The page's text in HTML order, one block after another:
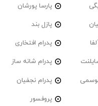
پارسا پورشان
پازل بند
پدرام افتخاری
پدرام شانه ساز
پدرام نجفیان
پروفسور